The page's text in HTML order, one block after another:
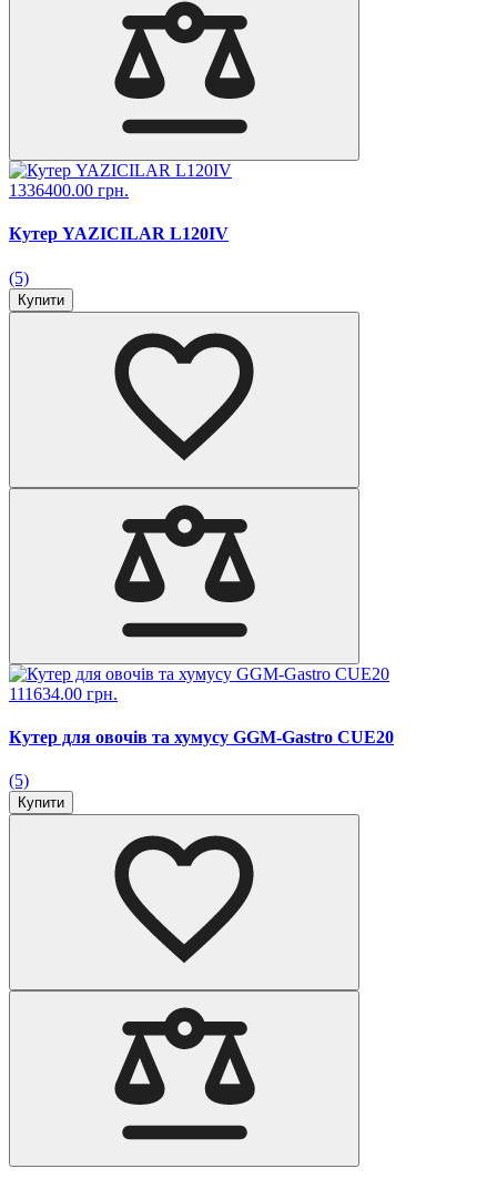
1336400.00 грн.
Кутер YAZICILAR L120IV
(5)
Купити
111634.00 грн.
Кутер для овочів та хумусу GGM-Gastro CUE20
(5)
Купити